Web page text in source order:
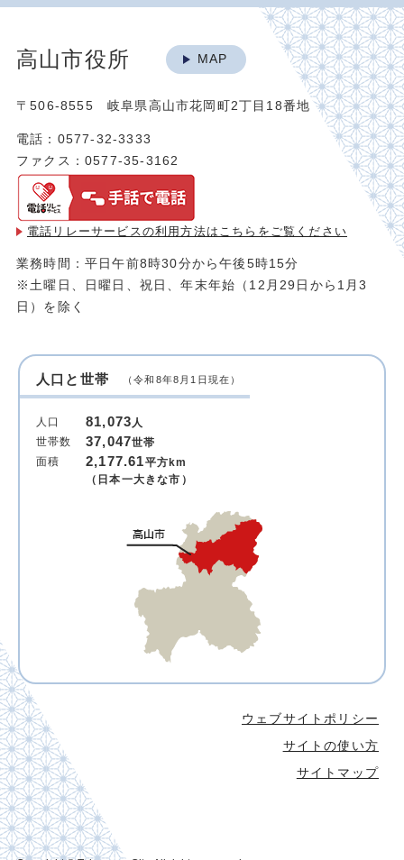
高山市役所 MAP
〒506-8555 岐阜県高山市花岡町2丁目18番地
電話：0577-32-3333
ファクス：0577-35-3162
電話リレーサービスの利用方法は こちらをご覧ください
業務時間：平日午前8時30分から午後5時15分
※土曜日、日曜日、祝日、年末年始（12月29日から1月3
日）を除く
人口と世帯 （令和8年8月1日現在）
人口 81,073人
世帯数
37,047世帯
面積
2,177.61平方km
（日本一大きな市）
ウェブサイトポリシー
サイトの使い方
サイトマップ